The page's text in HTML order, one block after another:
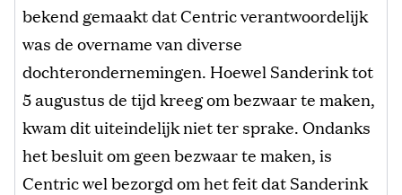
bekend gemaakt dat Centric verantwoordelijk
was de overname van diverse
dochterondernemingen. Hoewel Sanderink tot
5 augustus de tijd kreeg om bezwaar te maken,
kwam dit uiteindelijk niet ter sprake. Ondanks
het besluit om geen bezwaar te maken, is
Centric wel bezorgd om het feit dat Sanderink